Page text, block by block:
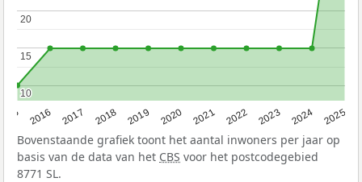
2016 2017 2018 2019 2020 2021 2022 2023 2024 2025
10
10
15
15
20
20
Bovenstaande grafiek toont het aantal inwoners per jaar op
basis van de data van het CBS voor het postcodegebied
8771 SL.